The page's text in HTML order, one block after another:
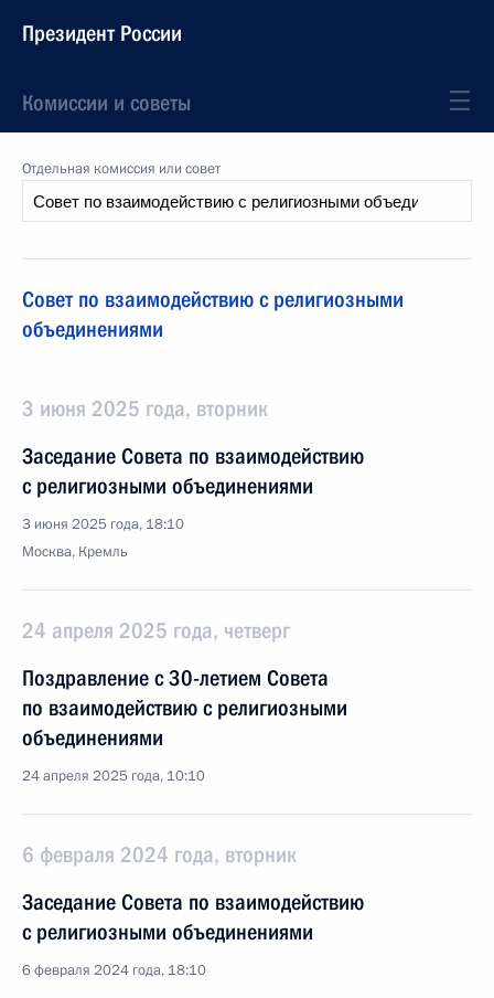
Президент России
Комиссии и советы
Отдельная комиссия или совет
Совет по взаимодействию с религиозными
объединениями
3 июня 2025 года, вторник
Заседание Совета по взаимодействию
с религиозными объединениями
3 июня 2025 года, 18:10
Москва, Кремль
24 апреля 2025 года, четверг
Поздравление с 30-летием Совета
по взаимодействию с религиозными
объединениями
24 апреля 2025 года, 10:10
6 февраля 2024 года, вторник
Заседание Совета по взаимодействию
с религиозными объединениями
6 февраля 2024 года, 18:10